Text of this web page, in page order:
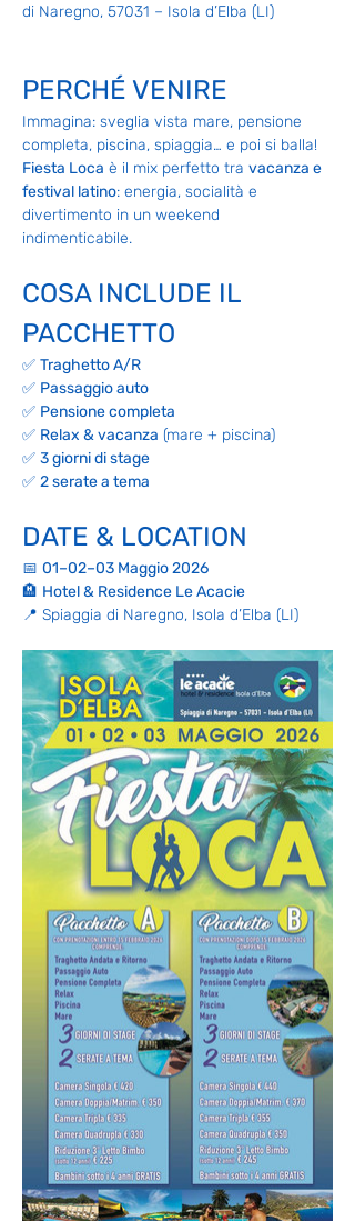
di Naregno, 57031 – Isola d’Elba (LI)
PERCHÉ VENIRE
Immagina: sveglia vista mare, pensione
completa, piscina, spiaggia… e poi si balla!
Fiesta Loca è il mix perfetto tra vacanza e
festival latino: energia, socialità e
divertimento in un weekend
indimenticabile.
COSA INCLUDE IL
PACCHETTO
✅ Traghetto A/R
✅ Passaggio auto
✅ Pensione completa
✅ Relax & vacanza (mare + piscina)
✅ 3 giorni di stage
✅ 2 serate a tema
DATE & LOCATION
📅 01–02–03 Maggio 2026
🏨 Hotel & Residence Le Acacie
📍 Spiaggia di Naregno, Isola d’Elba (LI)